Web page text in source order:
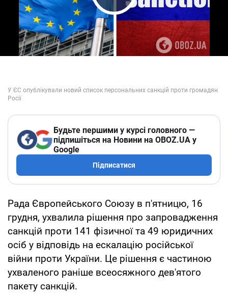
Play Video
Будьте першими у курсі головного —
підпишіться на Новини на OBOZ.UA у
Google
Підписатися
Рада Європейського Союзу в п'ятницю, 16
грудня, ухвалила рішення про запровадження
санкцій проти 141 фізичної та 49 юридичних
осіб у відповідь на ескалацію російської
війни проти України. Це рішення є частиною
ухваленого раніше всеосяжного дев'ятого
пакету санкцій.